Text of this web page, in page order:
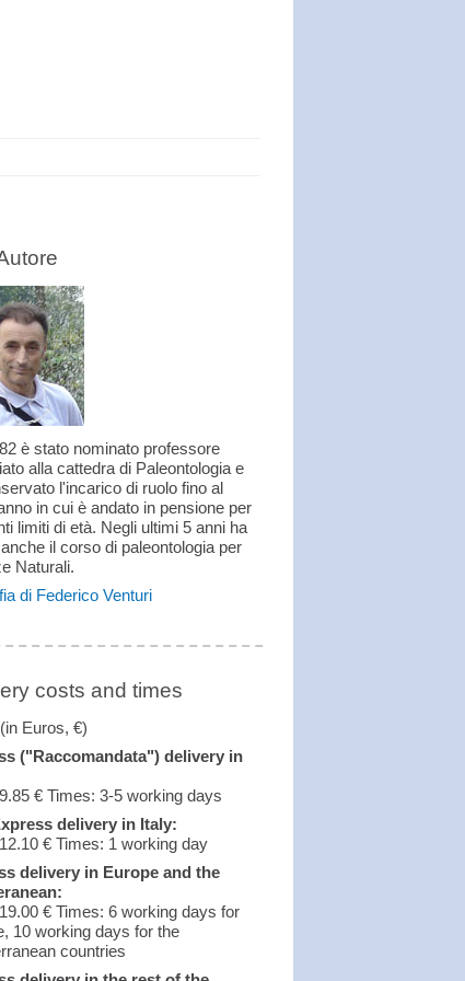
è stato nominato professore
alla cattedra di Paleontologia e
l'incarico di ruolo fino al
in cui è andato in pensione per
limiti di età. Negli ultimi 5 anni ha
il corso di paleontologia per
Naturali.
di Federico Venturi
costs and times
Euros, €)
("Raccomandata") delivery in
€ Times: 3-5 working days
delivery in Italy:
€ Times: 1 working day
delivery in Europe and the
€ Times: 6 working days for
10 working days for the
countries